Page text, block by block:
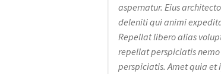
aspernatur. Eius
deleniti qui animi
Repellat libero alias
repellat perspiciatis
perspiciatis. Amet quia et